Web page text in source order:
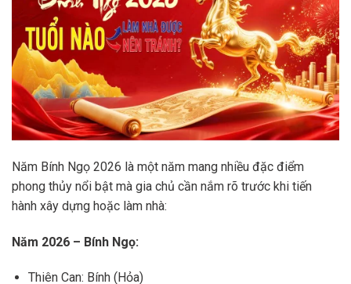
Năm Bính Ngọ 2026 là một năm mang nhiều đặc điểm
phong thủy nổi bật mà gia chủ cần nắm rõ trước khi tiến
hành xây dựng hoặc làm nhà:
Năm 2026 – Bính Ngọ:
Thiên Can: Bính (Hỏa)